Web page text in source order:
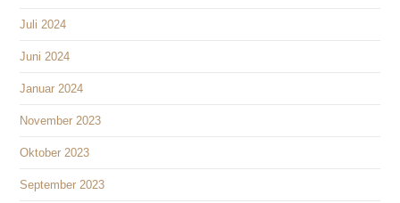
Juli 2024
Juni 2024
Januar 2024
November 2023
Oktober 2023
September 2023